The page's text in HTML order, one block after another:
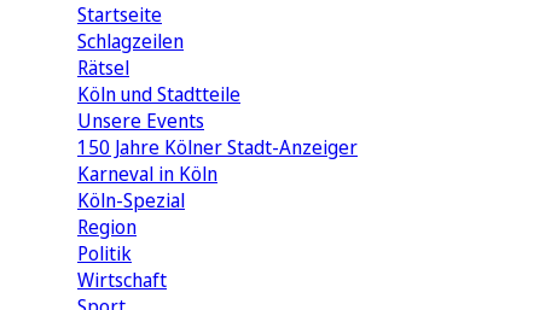
Startseite
Schlagzeilen
Rätsel
Köln und Stadtteile
Unsere Events
150 Jahre Kölner Stadt-Anzeiger
Karneval in Köln
Köln-Spezial
Region
Politik
Wirtschaft